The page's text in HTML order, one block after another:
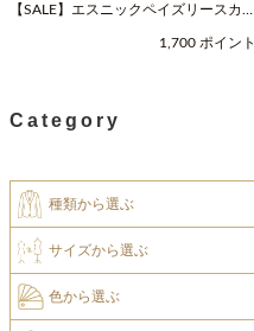
【SALE】エスニックペイズリースカー
1,700 ポイント
Category
種類から選ぶ
サイズから選ぶ
色から選ぶ